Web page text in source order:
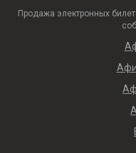
Продажа электронных